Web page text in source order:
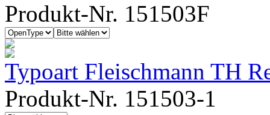
Produkt-Nr. 151503F
Typoart Fleischmann TH
Produkt-Nr. 151503-1